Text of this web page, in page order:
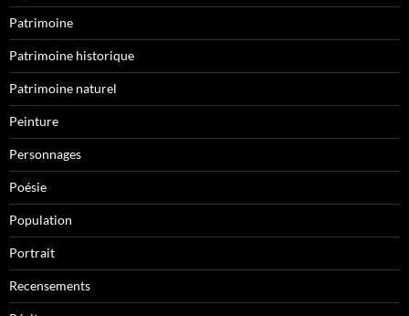
Patrimoine
Patrimoine historique
Patrimoine naturel
Peinture
Personnages
Poésie
Population
Portrait
Recensements